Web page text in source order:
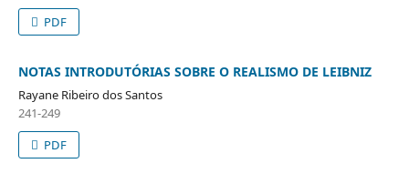
PDF
NOTAS INTRODUTÓRIAS SOBRE O REALISMO DE LEIBNIZ
Rayane Ribeiro dos Santos
241-249
PDF